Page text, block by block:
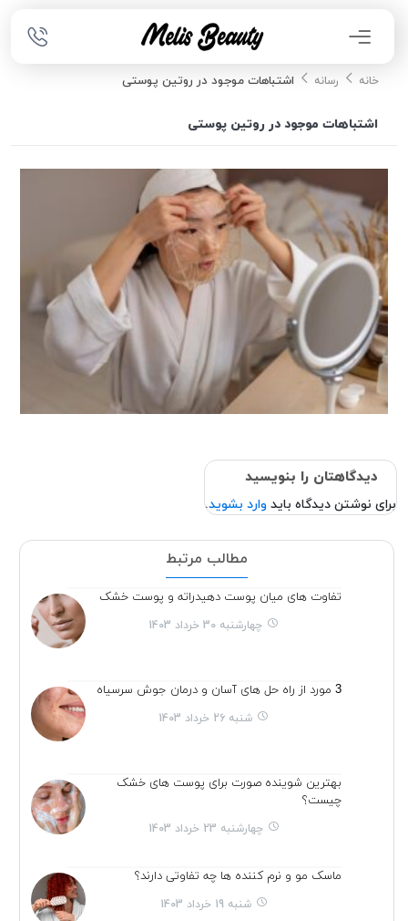
خانه رسانه اشتباهات موجود در روتین پوستی
اشتباهات موجود در روتین پوستی
دیدگاهتان را بنویسید
برای نوشتن دیدگاه باید وارد بشوید.
مطالب مرتبط
تفاوت های میان پوست دهیدراته و پوست خشک
چهارشنبه 30 خرداد 1403
3 مورد از راه حل های آسان و درمان جوش سرسیاه
شنبه 26 خرداد 1403
بهترین شوینده صورت برای پوست های خشک
چیست؟
چهارشنبه 23 خرداد 1403
ماسک مو و نرم کننده ها چه تفاوتی دارند؟
شنبه 19 خرداد 1403